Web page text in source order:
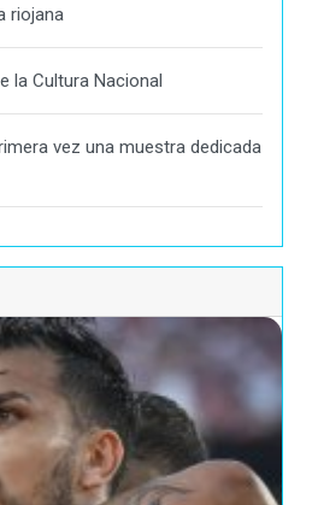
riojana
la Cultura Nacional
vez una muestra dedicada